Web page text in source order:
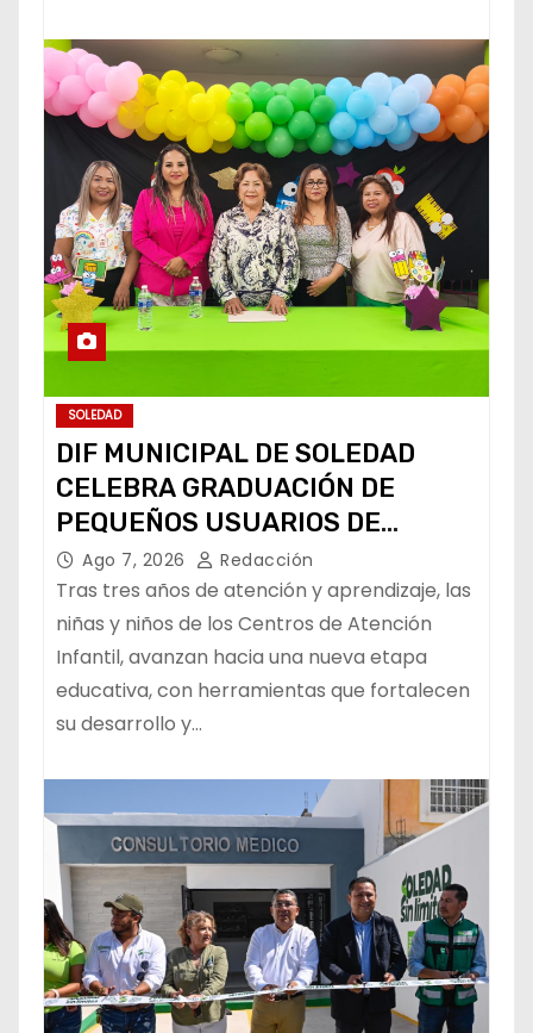
SOLEDAD
DIF MUNICIPAL DE SOLEDAD
CELEBRA GRADUACIÓN DE
PEQUEÑOS USUARIOS DE
ESTANCIAS “CAPULLITOS 1 Y 2”
Ago 7, 2026 Redacción
Tras tres años de atención y aprendizaje, las
niñas y niños de los Centros de Atención
Infantil, avanzan hacia una nueva etapa
educativa, con herramientas que fortalecen
su desarrollo y…